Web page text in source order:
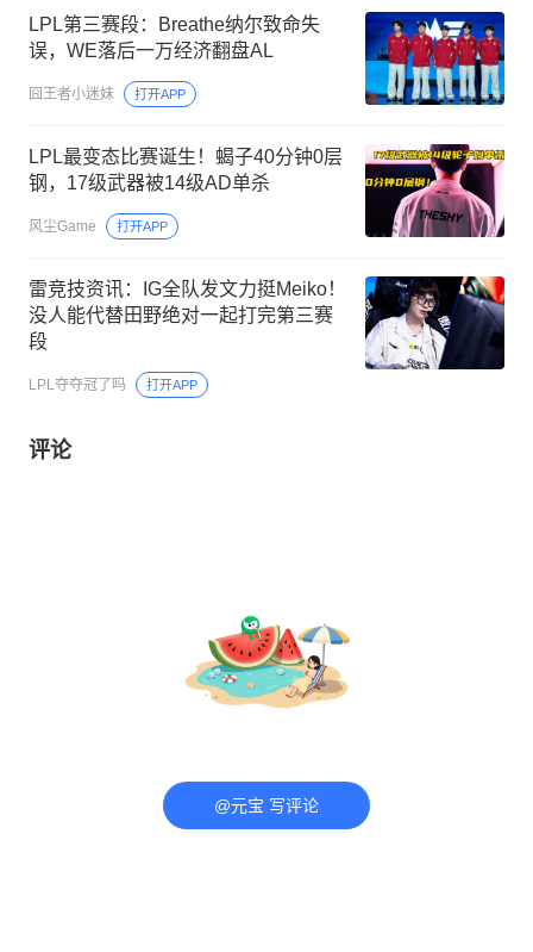
LPL第三赛段：Breathe纳尔致命失
误，WE落后一万经济翻盘AL
囧王者小迷妹 打开APP
LPL最变态比赛诞生！蝎子40分钟0层
钢，17级武器被14级AD单杀
风尘Game 打开APP
雷竞技资讯：IG全队发文力挺Meiko！
没人能代替田野绝对一起打完第三赛
段
LPL夺夺冠了吗 打开APP
评论
@元宝 写评论